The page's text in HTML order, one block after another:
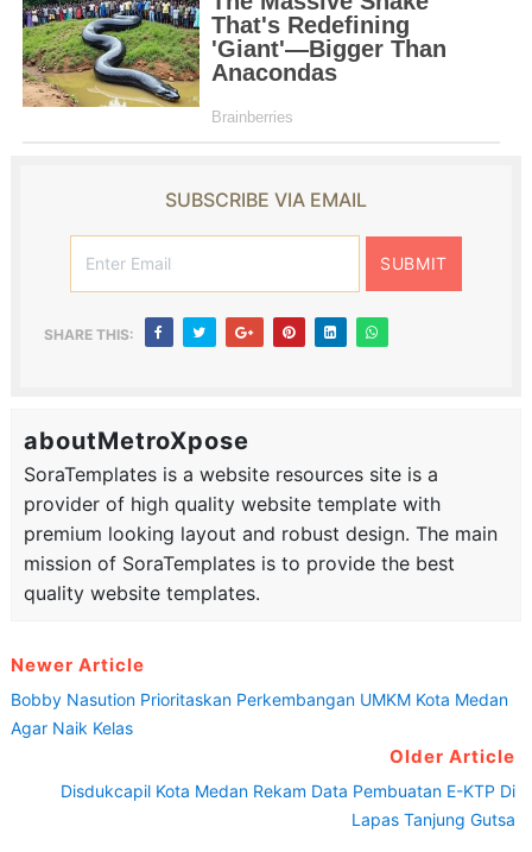
SUBSCRIBE VIA EMAIL
SHARE THIS:
aboutMetroXpose
SoraTemplates is a website resources site is a
provider of high quality website template with
premium looking layout and robust design. The main
mission of SoraTemplates is to provide the best
quality website templates.
Newer Article
Bobby Nasution Prioritaskan Perkembangan UMKM Kota Medan
Agar Naik Kelas
Older Article
Disdukcapil Kota Medan Rekam Data Pembuatan E-KTP Di
Lapas Tanjung Gutsa